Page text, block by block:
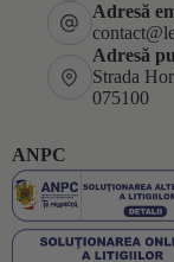
Adresă
Adresă
Strada
075100
ANPC